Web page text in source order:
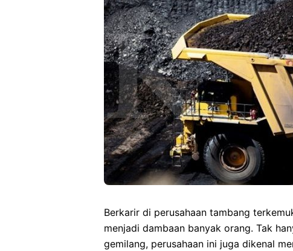
Berkarir di perusahaan tambang
menjadi dambaan banyak orang. Tak
gemilang, perusahaan ini juga dikenal